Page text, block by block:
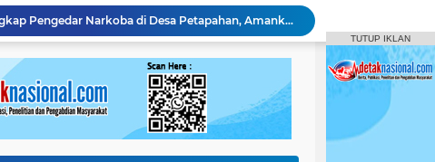
Polsek Tapung Tangkap Pengedar Narkoba di Desa Petapahan, Amankan 11.30 Gram sabu-sabu
Polres Kampar Serahkan Jembatan Merah Putih Presisi Hasil Renovasi ke Warga Pulau Jambu Kuok
Pelaku Pencurian di Kantor Balai Penyuluhan
Polsek Tapung Tindak Lanjuti Laporan Masyarakat Terkait Penambangan Ilegal di Desa Bencah Kelubi
Identitas Korban Diduga Terjun dari Jembatan Rantau Berangin Terungkap, Tim Gabungan Terus Sisir Sungai Kampar
TUTUP IKLAN